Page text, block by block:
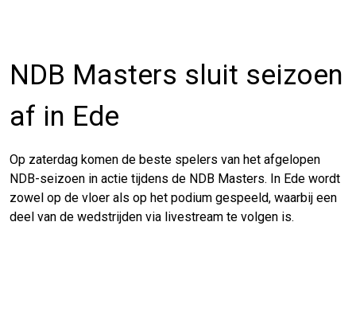
NDB Masters sluit seizoen
af in Ede
Op zaterdag komen de beste spelers van het afgelopen
NDB-seizoen in actie tijdens de NDB Masters. In Ede wordt
zowel op de vloer als op het podium gespeeld, waarbij een
deel van de wedstrijden via livestream te volgen is.